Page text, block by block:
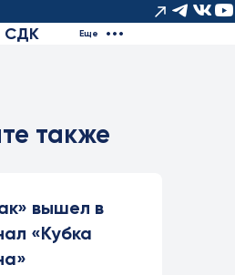
СДК Еще
также
вышел в
«Кубка